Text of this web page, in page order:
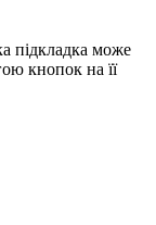
підкладка може
кнопок на її